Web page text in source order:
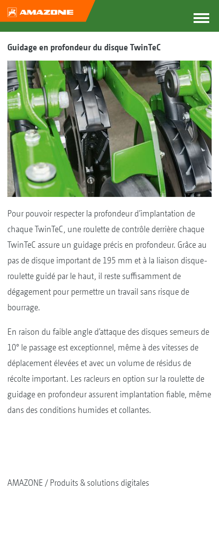
Guidage en profondeur du disque TwinTeC
Pour pouvoir respecter la profondeur d’implantation de
chaque TwinTeC, une roulette de contrôle derrière chaque
TwinTeC assure un guidage précis en profondeur. Grâce au
pas de disque important de 195 mm et à la liaison disque-
roulette guidé par le haut, il reste suffisamment de
dégagement pour permettre un travail sans risque de
bourrage.
En raison du faible angle d’attaque des disques semeurs de
10° le passage est exceptionnel, même à des vitesses de
déplacement élevées et avec un volume de résidus de
récolte important. Les racleurs en option sur la roulette de
guidage en profondeur assurent implantation fiable, même
dans des conditions humides et collantes.
AMAZONE Produits & solutions digitales